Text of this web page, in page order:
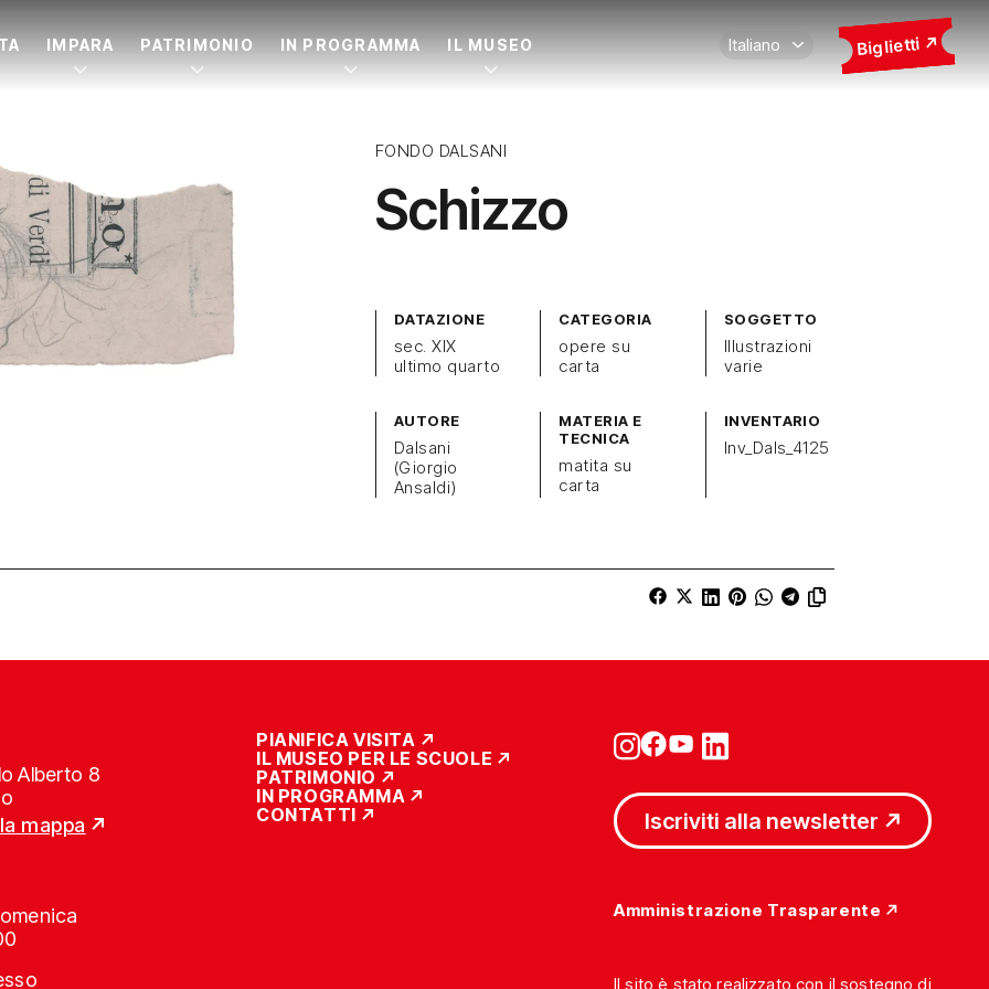
IMPARA PATRIMONIO IN PROGRAMMA IL MUSEO Biglietti
FONDO DALSANI
Schizzo
DATAZIONE
sec. XIX
ultimo quarto
CATEGORIA
opere su
carta
SOGGETTO
Illustrazioni
varie
AUTORE
Dalsani
(Giorgio
Ansaldi)
MATERIA E
TECNICA
matita su
carta
INVENTARIO
Inv_Dals_4125
Alberto 8
mappa
PIANIFICA VISITA
IL MUSEO PER LE SCUOLE
PATRIMONIO
IN PROGRAMMA
CONTATTI
Iscriviti alla newsletter
Amministrazione Trasparente
Il sito è stato realizzato con il sostegno di